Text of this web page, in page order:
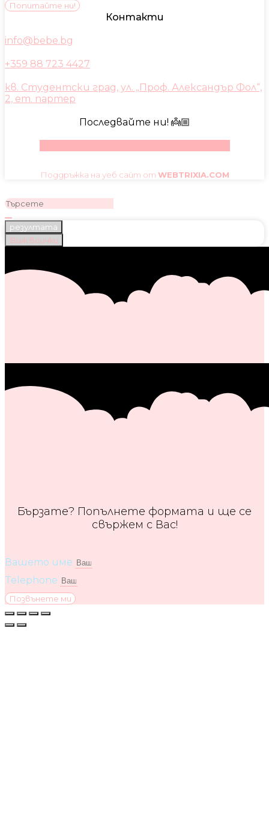
Попитайте ни!
Контакти
info@bebe.bg
+359 88 723 4427
кв. Студентски град, ул. „Проф. Александър Фол“,
2, ет. партер
Последвайте ни! 👼🏼
Поддръжка на уеб сайт от WEBTRIXIA.COM
резултата
Виж всички
Бързате? Попълнете формата и ще се
свържем с Вас!
Вашето име
Telephone
Позвънете ми